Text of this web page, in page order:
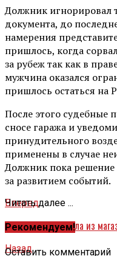
Должник игнорировал
документа, до
намерения
пришлось, когда
за рубеж так как в
мужчина оказался
пришлось остаться на
После этого судебные
сносе гаража и
принудительного
применены в случае
Должник пока
за развитием событий.
Вперед
Ярославна похитила из
Назад
Читать далее ...
Рекомендуем!
Оставить комментарий